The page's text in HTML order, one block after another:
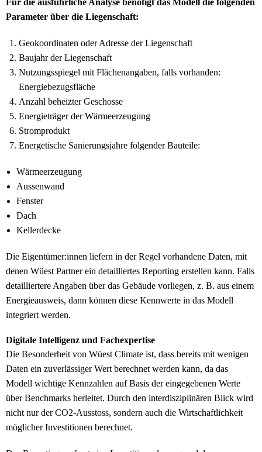
Für die ausführliche Analyse benötigt das Modell die folgenden
Parameter über die Liegenschaft:
Geokoordinaten oder Adresse der Liegenschaft
Baujahr der Liegenschaft
Nutzungsspiegel mit Flächenangaben, falls vorhanden:
Energiebezugsfläche
Anzahl beheizter Geschosse
Energieträger der Wärmeerzeugung
Stromprodukt
Energetische Sanierungsjahre folgender Bauteile:
Wärmeerzeugung
Aussenwand
Fenster
Dach
Kellerdecke
Die Eigentümer:innen liefern in der Regel vorhandene Daten, mit
denen Wüest Partner ein detailliertes Reporting erstellen kann. Falls
detailliertere Angaben über das Gebäude vorliegen, z. B. aus einem
Energieausweis, dann können diese Kennwerte in das Modell
integriert werden.
Digitale Intelligenz und Fachexpertise
Die Besonderheit von Wüest Climate ist, dass bereits mit wenigen
Daten ein zuverlässiger Wert berechnet werden kann, da das
Modell wichtige Kennzahlen auf Basis der eingegebenen Werte
über Benchmarks herleitet. Durch den interdisziplinären Blick wird
nicht nur der CO2-Ausstoss, sondern auch die Wirtschaftlichkeit
möglicher Investitionen berechnet.